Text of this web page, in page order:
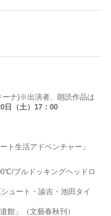
ーナ)※出演者、朗読作品は
日（土）17：00
ト生活アドベンチャー」
ブルドッキングヘッドロ
ュート・諭吉・池田タイ
館」（文藝春秋刊）